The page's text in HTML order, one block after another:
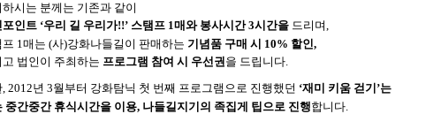
하시는 분께는 기존과 같이
포인트 ‘우리 길 우리가!!’ 스탬프 1매와 봉사시간 3시간을드리며,
프 1매는 (사)강화나들길이 판매하는 기념품 구매 시 10% 할인,
고 법인이 주최하는 프로그램 참여 시 우선권 을 드립니다.
, 2012년 3월부터 강화탐닉 첫 번째 프로그램으로 진행했던 ‘재미 키움 걷기’는
중간중간 휴식시간을 이용, 나들길지기의 족집게 팁으로 진행합니다.